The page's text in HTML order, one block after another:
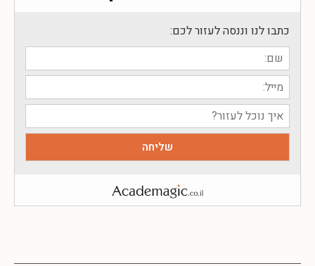
כתבו לנו וננסה לעזור לכם: